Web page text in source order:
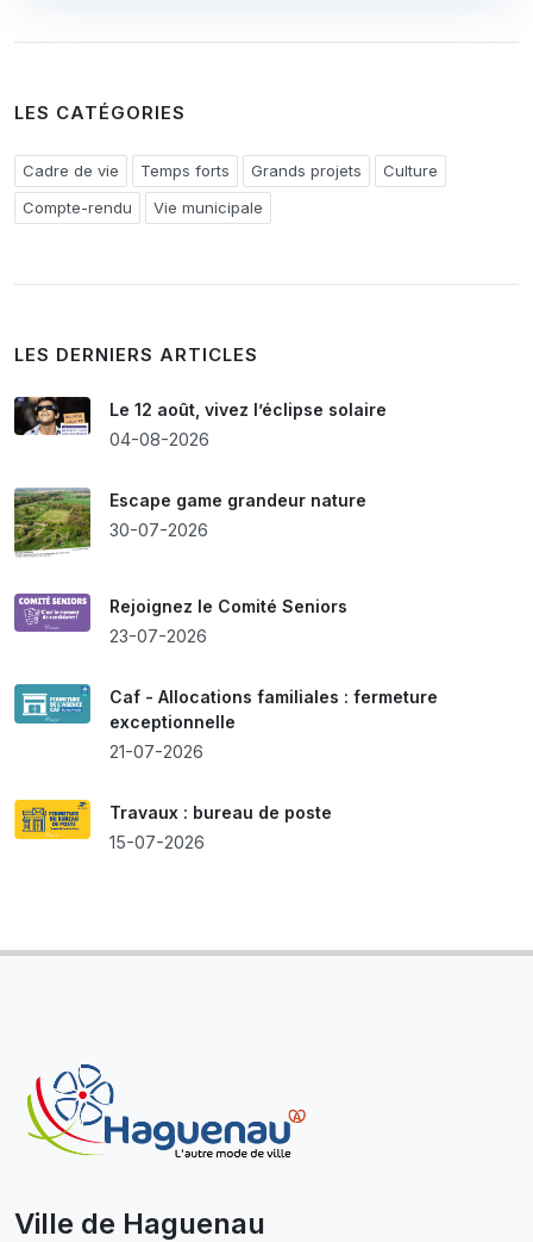
LES CATÉGORIES
Cadre de vie Temps forts Grands projets
Culture
Compte-rendu
Vie municipale
LES DERNIERS ARTICLES
Le 12 août, vivez l’éclipse solaire
04-08-2026
Escape game grandeur nature
30-07-2026
Rejoignez le Comité Seniors
23-07-2026
Caf - Allocations familiales : fermeture
exceptionnelle
21-07-2026
Travaux : bureau de poste
15-07-2026
Ville de Haguenau